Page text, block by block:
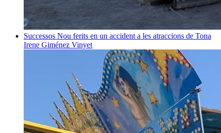
Successos Nou ferits en un accident a les atraccions de Tona
Irene Giménez Vinyet